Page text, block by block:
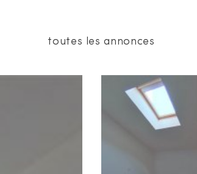
toutes les annonces